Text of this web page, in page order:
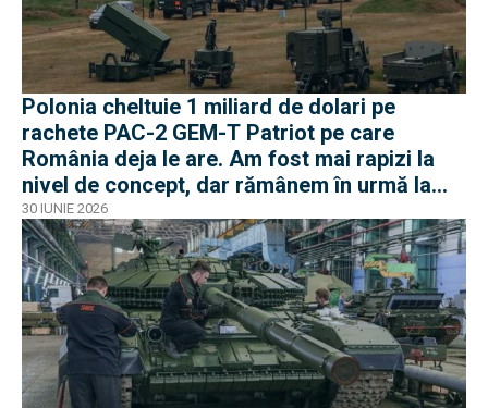
Polonia cheltuie 1 miliard de dolari pe
rachete PAC-2 GEM-T Patriot pe care
România deja le are. Am fost mai rapizi la
nivel de concept, dar rămânem în urmă la
negocieri și industrie
30 IUNIE 2026